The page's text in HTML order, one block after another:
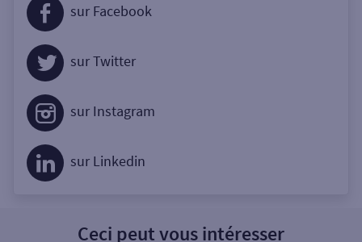
sur Facebook
sur Twitter
sur Instagram
sur Linkedin
Ceci peut vous intéresser